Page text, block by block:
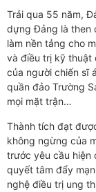
Trải qua 55 năm,
dựng Đảng là then
làm nền tảng cho
và điều trị kỹ thuật
của người chiến sĩ
quần đảo Trường
mọi mặt trận…
Thành tích đạt
không ngừng của
trước yêu cầu hiện
quyết tâm đẩy
nghệ điều trị ung